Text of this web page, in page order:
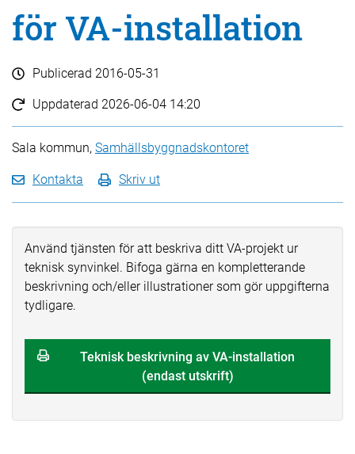
för VA-installation
Publicerad 2016-05-31
Uppdaterad 2026-06-04 14:20
Sala kommun, Samhällsbyggnadskontoret
Kontakta Skriv ut
Använd tjänsten för att beskriva ditt VA-projekt ur
teknisk synvinkel. Bifoga gärna en kompletterande
beskrivning och/eller illustrationer som gör uppgifterna
tydligare.
Teknisk beskrivning av VA-installation
(endast utskrift)